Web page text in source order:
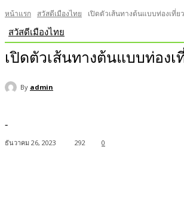
หน้าแรก สวัสดีเมืองไทย เปิดตัวเส้นทางต้นแบบท่องเที่ย
สวัสดีเมืองไทย
เปิดตัวเส้นทางต้นแบบท่องเ
By admin
-
ธันวาคม 26, 2023 292 0